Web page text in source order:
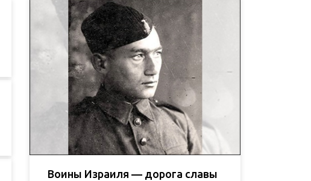
Воины Израиля — дорога славы